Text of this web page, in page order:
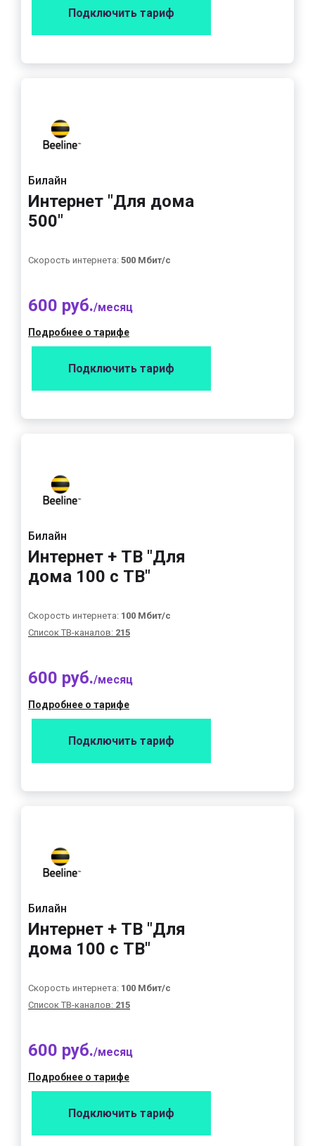
Подключить тариф
Билайн
Интернет "Для дома
500"
Скорость интернета: 500 Мбит/с
600 руб./месяц
Подробнее о тарифе
Подключить тариф
Билайн
Интернет + ТВ "Для
дома 100 с ТВ"
Скорость интернета: 100 Мбит/с
Список ТВ-каналов: 215
600 руб./месяц
Подробнее о тарифе
Подключить тариф
Билайн
Интернет + ТВ "Для
дома 100 с ТВ"
Скорость интернета: 100 Мбит/с
Список ТВ-каналов: 215
600 руб./месяц
Подробнее о тарифе
Подключить тариф